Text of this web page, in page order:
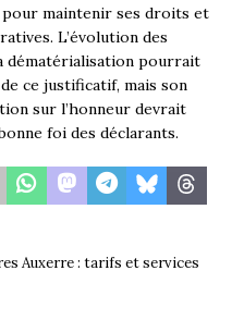
pour maintenir ses droits et
L’évolution des
dématérialisation pourrait
ce justificatif, mais son
sur l’honneur devrait
foi des déclarants.
Auxerre : tarifs et services